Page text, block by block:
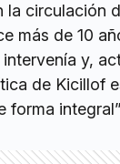
la circulación
más de 10
y,
de Kicillof
forma